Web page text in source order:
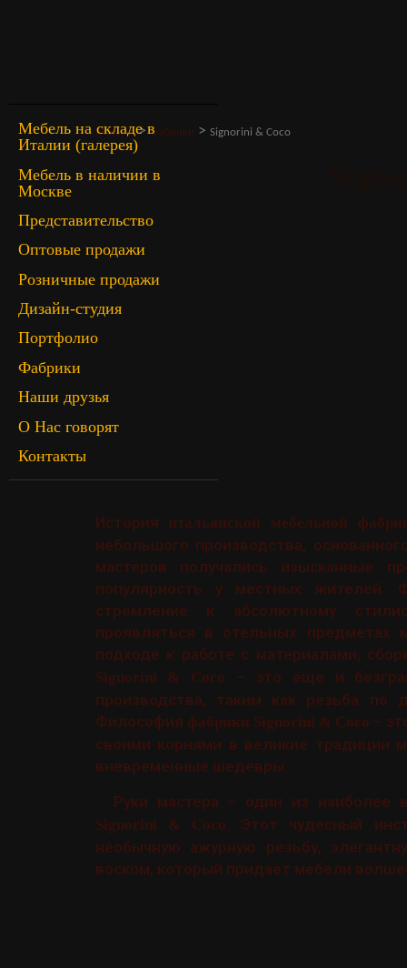
Мебель на складе в
Италии (галерея)
Мебель в наличии в
Москве
Представительство
Оптовые продажи
Розничные продажи
Дизайн-студия
Портфолио
Фабрики
Наши друзья
О Нас говорят
Контакты
Главная>Фабрики > Signorini & Coco
История итальянской мебельной
небольшого производства,
мастеров получались изысканные
популярность у местных жителей.
стремление к абсолютному
проявляться в отельных
подходе к работе с материалами,
Signorini & Coco – это еще и
производства, таким как резьба по
Философия фабрики Signorini & Coco –
своими корнями в великие традиции
вневременные шедевры.
Руки мастера – один из
Signorini & Coco . Этот чудесный
необычную ажурную резьбу,
воском, который придает мебели